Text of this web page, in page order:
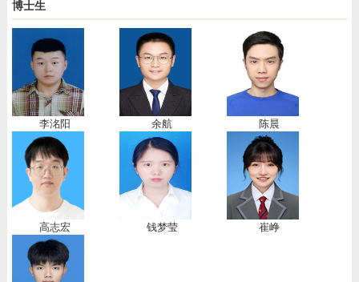
博士生
李洺阳 余航 陈晨
高志宏 ​钱梦莹 崔峥